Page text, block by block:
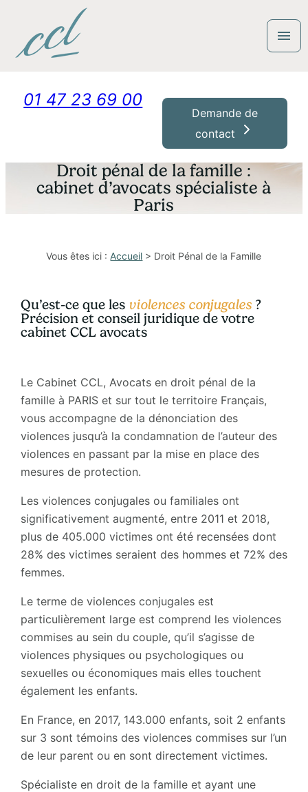
menu
01 47 23 69 00
Demande de
contact
Droit pénal de la famille :
cabinet d’avocats spécialiste à
Paris
Vous êtes ici : Accueil > Droit Pénal de la Famille
Qu’est-ce que les violences conjugales ?
Précision et conseil juridique de votre
cabinet CCL avocats
Le Cabinet CCL, Avocats en droit pénal de la
famille à PARIS et sur tout le territoire Français,
vous accompagne de la dénonciation des
violences jusqu’à la condamnation de l’auteur des
violences en passant par la mise en place des
mesures de protection.
Les violences conjugales ou familiales ont
significativement augmenté, entre 2011 et 2018,
plus de 405.000 victimes ont été recensées dont
28% des victimes seraient des hommes et 72% des
femmes.
Le terme de violences conjugales est
particulièrement large est comprend les violences
commises au sein du couple, qu’il s’agisse de
violences physiques ou psychologiques ou
sexuelles ou économiques mais elles touchent
également les enfants.
En France, en 2017, 143.000 enfants, soit 2 enfants
sur 3 sont témoins des violences commises sur l’un
de leur parent ou en sont directement victimes.
Spécialiste en droit de la famille et ayant une
Panneau de gestion des cookies